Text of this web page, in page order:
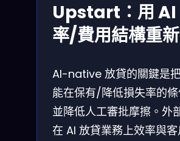
Upstart：用 AI
率/費用結構重
AI-native 放貸的關鍵是
能在保有/降低損失率的
並降低人工審批摩擦。
在 AI 放貸業務上效率與